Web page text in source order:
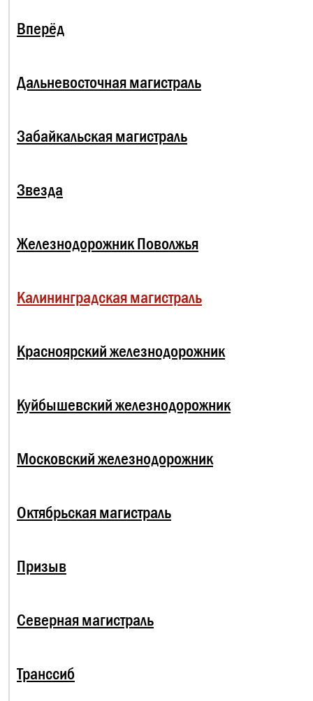
Вперёд
Дальневосточная магистраль
Забайкальская магистраль
Звезда
Железнодорожник Поволжья
Калининградская магистраль
Красноярский железнодорожник
Куйбышевский железнодорожник
Московский железнодорожник
Октябрьская магистраль
Призыв
Северная магистраль
Транссиб